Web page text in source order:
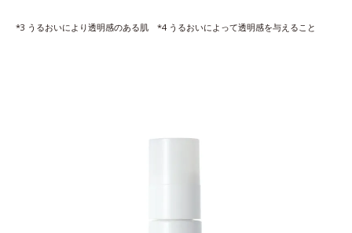
*3 うるおいにより透明感のある肌 *4 うるおいによって透明感を与えること